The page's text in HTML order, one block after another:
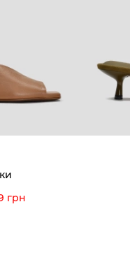
грн
Доставка
Гарантія